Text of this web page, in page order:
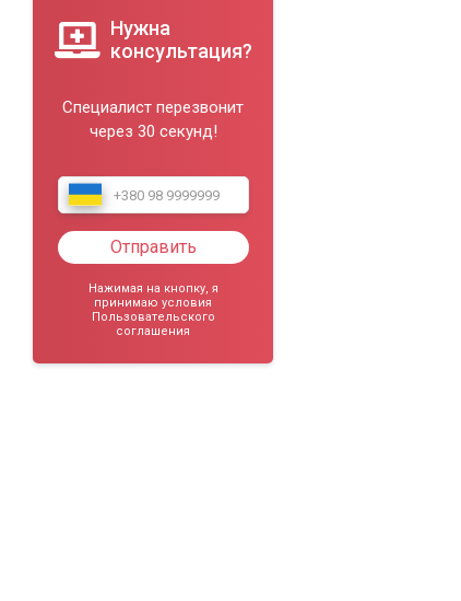
Нужна
консультация?
Специалист перезвонит
через 30 секунд!
Отправить
Нажимая на кнопку, я
принимаю условия
Пользовательского
соглашения